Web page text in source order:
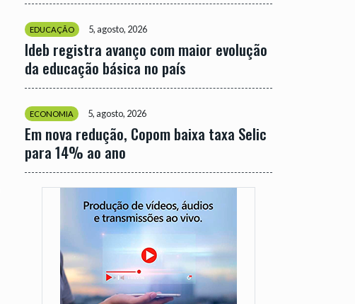
EDUCAÇÃO 5, agosto, 2026
Ideb registra avanço com maior evolução
da educação básica no país
ECONOMIA 5, agosto, 2026
Em nova redução, Copom baixa taxa Selic
para 14% ao ano